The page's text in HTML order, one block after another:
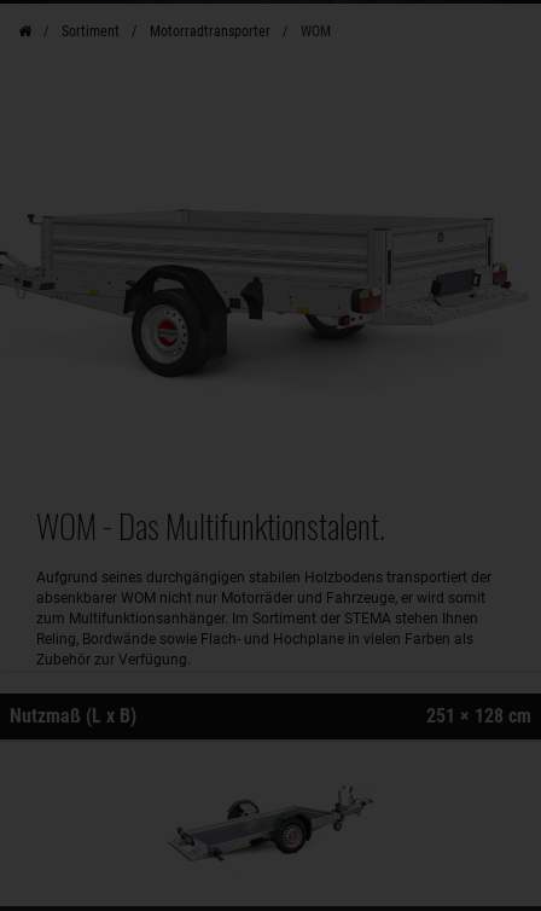
Sortiment Motorradtransporter WOM
WOM - Das Multifunktionstalent.
Aufgrund seines durchgängigen stabilen Holzbodens transportiert der
absenkbarer WOM nicht nur Motorräder und Fahrzeuge, er wird somit
zum Multifunktionsanhänger. Im Sortiment der STEMA stehen Ihnen
Reling, Bordwände sowie Flach- und Hochplane in vielen Farben als
Zubehör zur Verfügung.
Nutzmaß (L x B) 251 × 128 cm